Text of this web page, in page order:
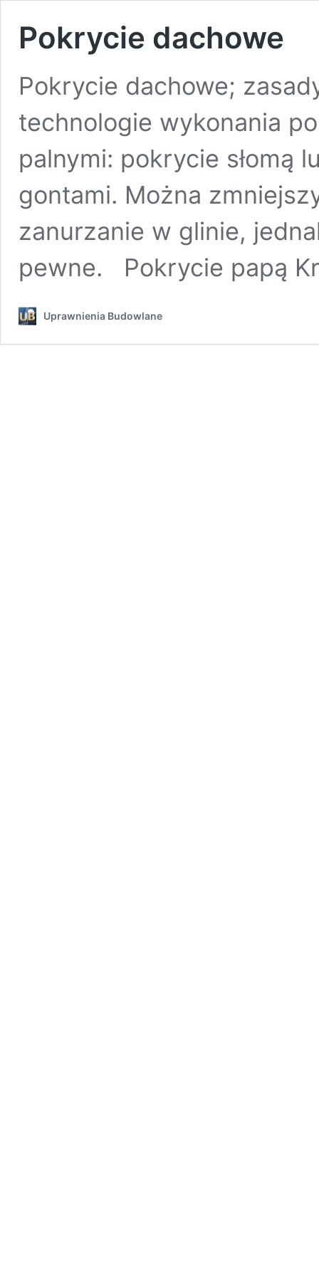
Pokrycie dachowe
Pokrycie dachowe;
technologie wykonania
palnymi: pokrycie słomą
gontami. Można
zanurzanie w glinie,
pewne. Pokrycie papą
Uprawnienia Budowlane